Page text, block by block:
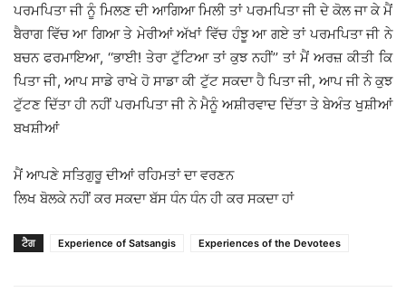
ਪਰਮਪਿਤਾ ਜੀ ਨੂੰ ਮਿਲਣ ਦੀ ਆਗਿਆ ਮਿਲੀ ਤਾਂ ਪਰਮਪਿਤਾ ਜੀ ਦੇ ਕੋਲ ਜਾ ਕੇ ਮੈਂ
ਬੈਰਾਗ ਵਿੱਚ ਆ ਗਿਆ ਤੇ ਮੇਰੀਆਂ ਅੱਖਾਂ ਵਿੱਚ ਹੰਝੂ ਆ ਗਏ ਤਾਂ ਪਰਮਪਿਤਾ ਜੀ ਨੇ
ਬਚਨ ਫਰਮਾਇਆ, ‘‘ਭਾਈ! ਤੇਰਾ ਟੁੱਟਿਆ ਤਾਂ ਕੁਝ ਨਹੀਂ’’ ਤਾਂ ਮੈਂ ਅਰਜ਼ ਕੀਤੀ ਕਿ
ਪਿਤਾ ਜੀ, ਆਪ ਸਾਡੇ ਰਾਖੇ ਹੋ ਸਾਡਾ ਕੀ ਟੁੱਟ ਸਕਦਾ ਹੈ ਪਿਤਾ ਜੀ, ਆਪ ਜੀ ਨੇ ਕੁਝ
ਟੁੱਟਣ ਦਿੱਤਾ ਹੀ ਨਹੀਂ ਪਰਮਪਿਤਾ ਜੀ ਨੇ ਮੈਨੂੰ ਅਸ਼ੀਰਵਾਦ ਦਿੱਤਾ ਤੇ ਬੇਅੰਤ ਖੁਸ਼ੀਆਂ
ਬਖਸ਼ੀਆਂ
ਮੈਂ ਆਪਣੇ ਸਤਿਗੁਰੂ ਦੀਆਂ ਰਹਿਮਤਾਂ ਦਾ ਵਰਣਨ
ਲਿਖ ਬੋਲਕੇ ਨਹੀਂ ਕਰ ਸਕਦਾ ਬੱਸ ਧੰਨ ਧੰਨ ਹੀ ਕਰ ਸਕਦਾ ਹਾਂ
ਟੈਗ Experience of Satsangis Experiences of the Devotees